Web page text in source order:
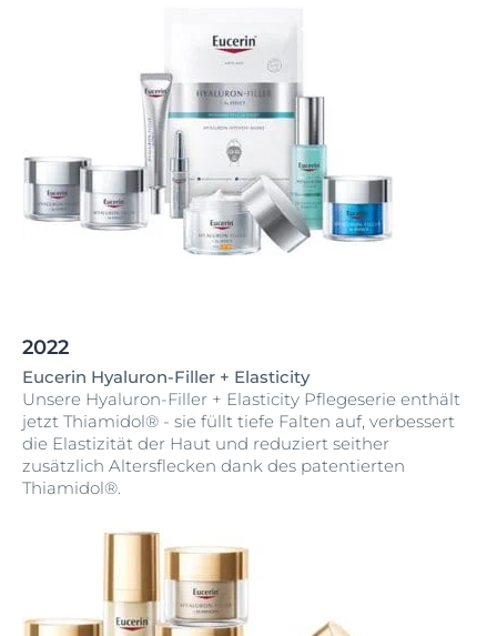
2022
Eucerin Hyaluron-Filler + Elasticity
Unsere Hyaluron-Filler + Elasticity Pflegeserie enthält
jetzt Thiamidol® - sie füllt tiefe Falten auf, verbessert
die Elastizität der Haut und reduziert seither
zusätzlich Altersflecken dank des patentierten
Thiamidol®.